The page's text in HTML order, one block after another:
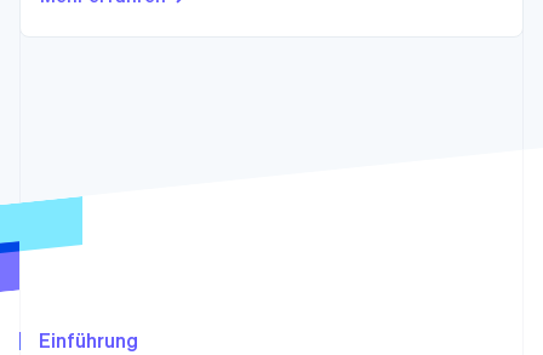
Climate
Online-Identitätsprüfung
Organisationen
Einführung